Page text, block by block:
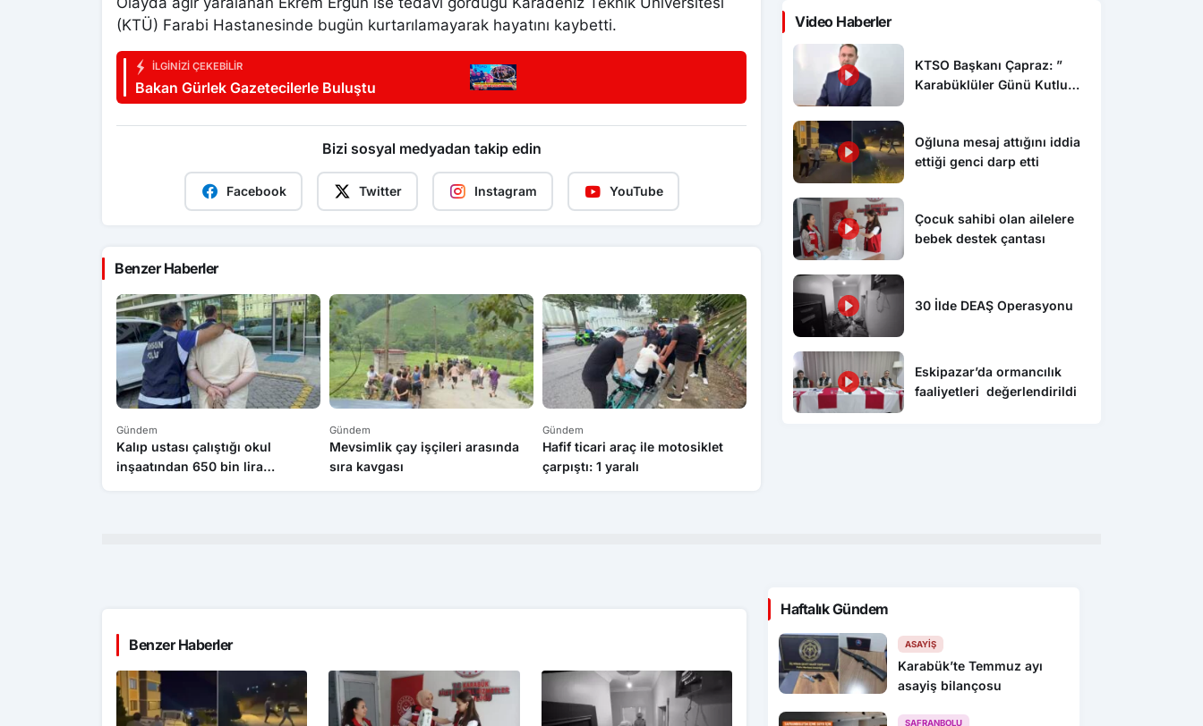
(KTÜ) Farabi Hastanesinde bugün kurtarılamayarak hayatını kaybetti.
İLGINIZI ÇEKEBILIR
Bakan Gürlek Gazetecilerle Buluştu
Bizi sosyal medyadan takip edin
Facebook Twitter Instagram YouTube
Benzer Haberler
Gündem
Kalıp ustası çalıştığı okul
inşaatından 650 bin lira
Gündem
Mevsimlik çay işçileri arasında
sıra kavgası
Gündem
Hafif ticari araç ile motosiklet
çarpıştı: 1 yaralı
Video Haberler
KTSO Başkanı Çapraz: ”
Karabüklüler Günü Kutlu
Oğluna mesaj attığını iddia
ettiği genci darp etti
Çocuk sahibi olan ailelere
bebek destek çantası
30 İlde DEAŞ Operasyonu
Eskipazar’da ormancılık
faaliyetleri değerlendirildi
Benzer Haberler
Haftalık Gündem
ASAYIŞ
Karabük’te Temmuz ayı
asayiş bilançosu
SAFRANBOLU